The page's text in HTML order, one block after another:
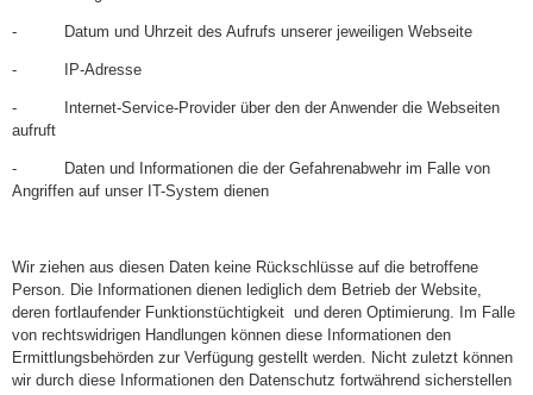
- Datum und Uhrzeit des Aufrufs unserer jeweiligen Webseite
- IP-Adresse
- Internet-Service-Provider über den der Anwender die Webseiten
aufruft
- Daten und Informationen die der Gefahrenabwehr im Falle von
Angriffen auf unser IT-System dienen
Wir ziehen aus diesen Daten keine Rückschlüsse auf die betroffene
Person. Die Informationen dienen lediglich dem Betrieb der Website,
deren fortlaufender Funktionstüchtigkeit und deren Optimierung. Im Falle
von rechtswidrigen Handlungen können diese Informationen den
Ermittlungsbehörden zur Verfügung gestellt werden. Nicht zuletzt können
wir durch diese Informationen den Datenschutz fortwährend sicherstellen